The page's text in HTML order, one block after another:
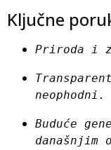
Ključne
Priroda i
neophodni.
Buduće
današnjim